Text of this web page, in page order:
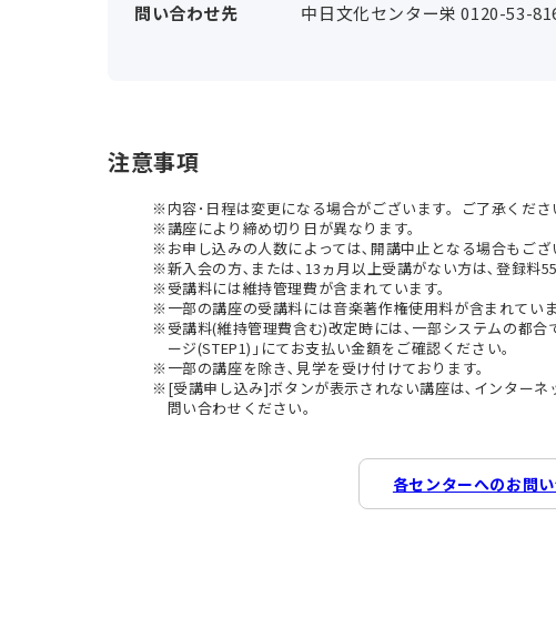
問い合わせ先 中日文化センター栄 0120-53-
注意事項
内容･日程は変更になる場合がございます。ご了承くださ
講座により締め切り日が異なります。
お申し込みの人数によっては､開講中止となる場合もござ
新入会の方､または､13ヵ月以上受講がない方は､登録料
受講料には維持管理費が含まれています。
一部の講座の受講料には音楽著作権使用料が含まれていま
受講料(維持管理費含む)改定時には､一部システムの都
ージ(STEP1)｣にてお支払い金額をご確認ください。
一部の講座を除き､見学を受け付けております。
[受講申し込み]ボタンが表示されない講座は､インター
問い合わせください。
各センターへのお問